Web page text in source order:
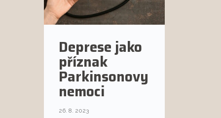
Deprese jako
příznak
Parkinsonovy
nemoci
26. 8. 2023